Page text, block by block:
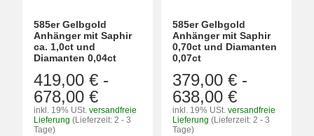
585er Gelbgold
Anhänger mit Saphir
ca. 1,0ct und
Diamanten 0,04ct
419,00 € -
678,00 €
inkl. 19% USt. versandfreie
Lieferung (Lieferzeit: 2 - 3
Tage)
585er Gelbgold
Anhänger mit Saphir
0,70ct und Diamanten
0,07ct
379,00 € -
638,00 €
inkl. 19% USt. versandfreie
Lieferung (Lieferzeit: 2 - 3
Tage)